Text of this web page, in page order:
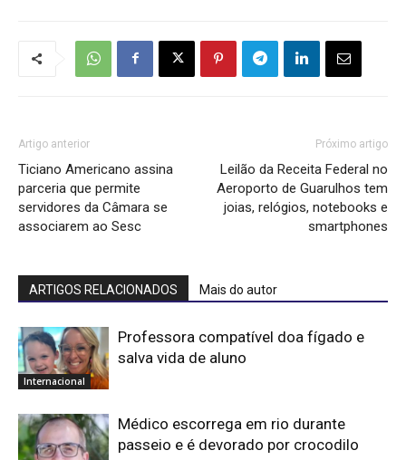
Artigo anterior
Ticiano Americano assina
parceria que permite
servidores da Câmara se
associarem ao Sesc
Próximo artigo
Leilão da Receita Federal no
Aeroporto de Guarulhos tem
joias, relógios, notebooks e
smartphones
ARTIGOS RELACIONADOS Mais do autor
Internacional
Professora compatível doa fígado e
salva vida de aluno
Médico escorrega em rio durante
passeio e é devorado por crocodilo